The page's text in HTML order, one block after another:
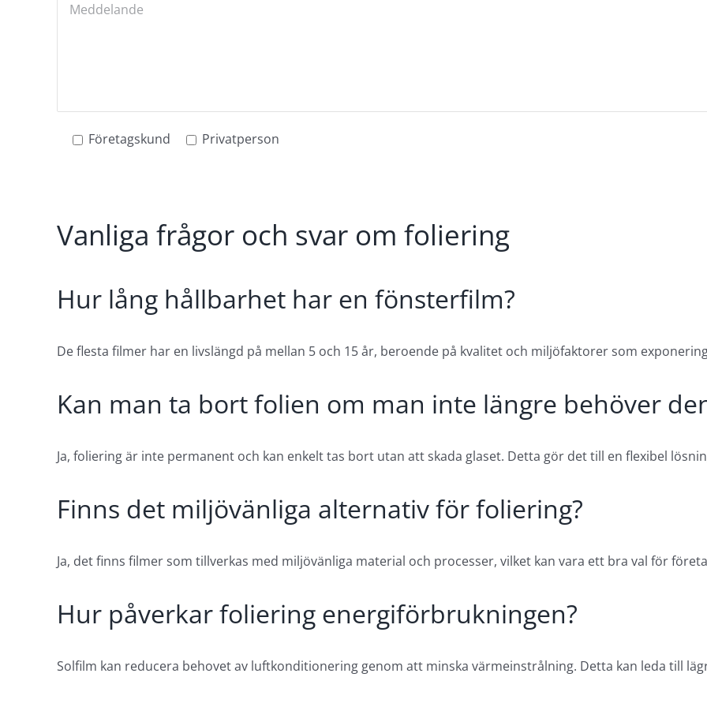
Företagskund Privatperson
Vanliga frågor och svar om foliering
Hur lång hållbarhet har en fönsterfilm?
De flesta filmer har en livslängd på mellan 5 och 15 år, beroende på kvalitet och miljöfaktorer som
Kan man ta bort folien om man inte längre behöver
Ja, foliering är inte permanent och kan enkelt tas bort utan att skada glaset. Detta gör det till en flexibel
Finns det miljövänliga alternativ för foliering?
Ja, det finns filmer som tillverkas med miljövänliga material och processer, vilket kan vara ett bra val för
Hur påverkar foliering energiförbrukningen?
Solfilm kan reducera behovet av luftkonditionering genom att minska värmeinstrålning. Detta kan leda till